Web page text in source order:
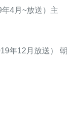
4月~放送）主
年12月放送） 朝